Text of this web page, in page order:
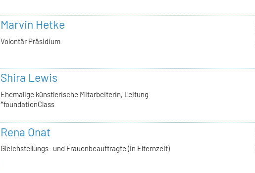
Marvin Hetke
Volontär Präsidium
Shira Lewis
Ehemalige künstlerische Mitarbeiterin, Leitung
*foundationClass
Rena Onat
Gleichstellungs- und Frauenbeauftragte (in Elternzeit)